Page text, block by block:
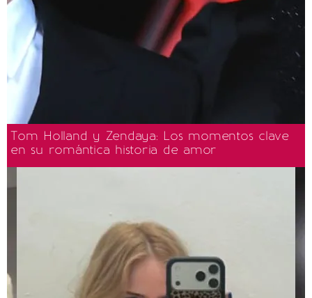
Tom Holland y Zendaya: Los momentos clave
en su romántica historia de amor